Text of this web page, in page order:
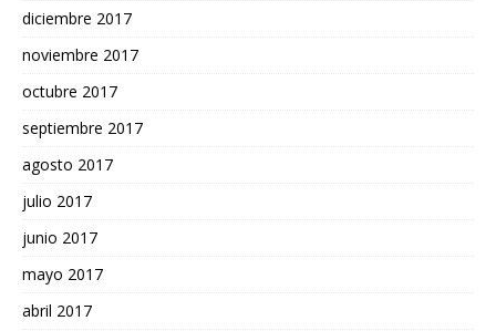
diciembre 2017
noviembre 2017
octubre 2017
septiembre 2017
agosto 2017
julio 2017
junio 2017
mayo 2017
abril 2017